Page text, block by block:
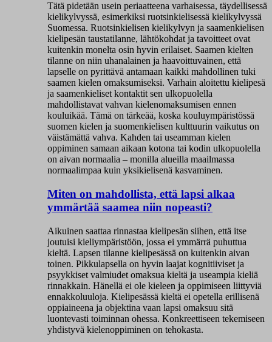
Tätä pidetään usein periaatteena varhaisessa, täydellisessä
kielikylvyssä, esimerkiksi ruotsinkielisessä kielikylvyssä
Suomessa. Ruotsinkielisen kielikylvyn ja saamenkielisen
kielipesän taustatilanne, lähtökohdat ja tavoitteet ovat
kuitenkin monelta osin hyvin erilaiset. Saamen kielten
tilanne on niin uhanalainen ja haavoittuvainen, että
lapselle on pyrittävä antamaan kaikki mahdollinen tuki
saamen kielen omaksumiseksi. Varhain aloitettu kielipesä
ja saamenkieliset kontaktit sen ulkopuolella
mahdollistavat vahvan kielenomaksumisen ennen
kouluikää. Tämä on tärkeää, koska kouluympäristössä
suomen kielen ja suomenkielisen kulttuurin vaikutus on
väistämättä vahva. Kahden tai useamman kielen
oppiminen samaan aikaan kotona tai kodin ulkopuolella
on aivan normaalia – monilla alueilla maailmassa
normaalimpaa kuin yksikielisenä kasvaminen.
Miten on mahdollista, että lapsi alkaa
ymmärtää saamea niin nopeasti?
Aikuinen saattaa rinnastaa kielipesän siihen, että itse
joutuisi kieliympäristöön, jossa ei ymmärrä puhuttua
kieltä. Lapsen tilanne kielipesässä on kuitenkin aivan
toinen. Pikkulapsella on hyvin laajat kognitiiviset ja
psyykkiset valmiudet omaksua kieltä ja useampia kieliä
rinnakkain. Hänellä ei ole kieleen ja oppimiseen liittyviä
ennakkoluuloja. Kielipesässä kieltä ei opetella erillisenä
oppiaineena ja objektina vaan lapsi omaksuu sitä
luontevasti toiminnan ohessa. Konkreettiseen tekemiseen
yhdistyvä kielenoppiminen on tehokasta.